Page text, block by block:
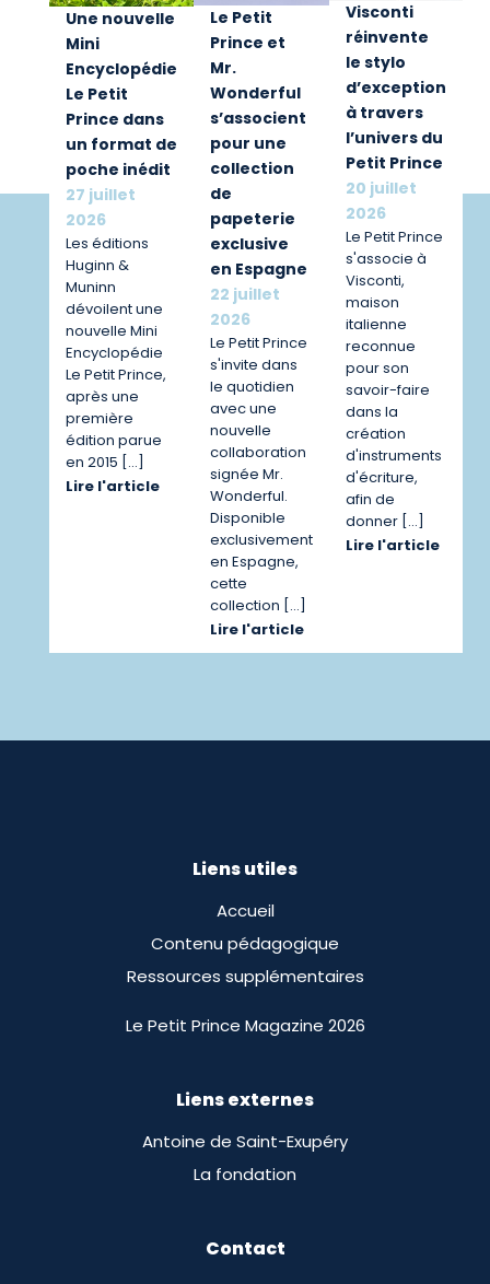
Une nouvelle
Mini
Encyclopédie
Le Petit
Prince dans
un format de
poche inédit
27 juillet
2026
Les éditions
Huginn &
Muninn
dévoilent une
nouvelle Mini
Encyclopédie
Le Petit Prince,
après une
première
édition parue
en 2015 […]
Lire l'article
Le Petit
Prince et
Mr.
Wonderful
s’associent
pour une
collection
de
papeterie
exclusive
en Espagne
22 juillet
2026
Le Petit Prince
s'invite dans
le quotidien
avec une
nouvelle
collaboration
signée Mr.
Wonderful.
Disponible
exclusivement
en Espagne,
cette
collection […]
Lire l'article
Visconti
réinvente
le stylo
d’exception
à travers
l’univers du
Petit Prince
20 juillet
2026
Le Petit Prince
s'associe à
Visconti,
maison
italienne
reconnue
pour son
savoir-faire
dans la
création
d'instruments
d'écriture,
afin de
donner […]
Lire l'article
Liens utiles
Accueil
Contenu pédagogique
Ressources supplémentaires
Le Petit Prince Magazine 2026
Liens externes
Antoine de Saint-Exupéry
La fondation
Contact